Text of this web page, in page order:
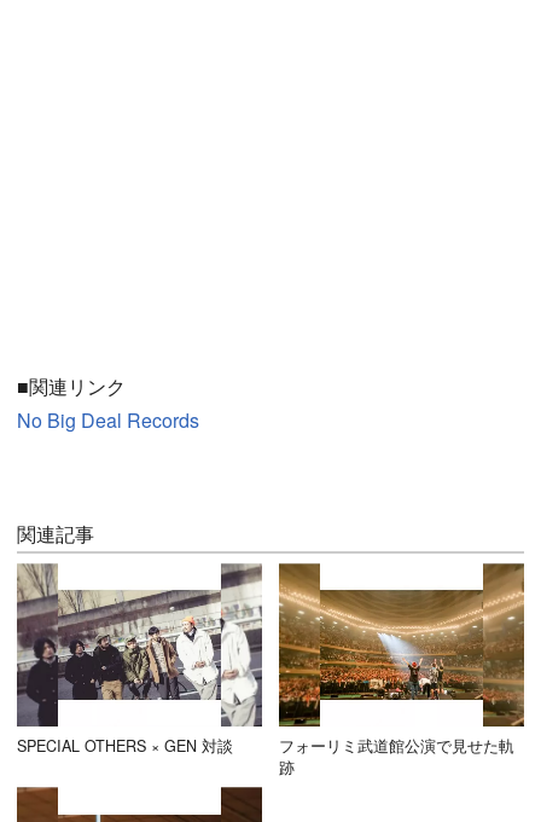
■関連リンク
No Big Deal Records
関連記事
SPECIAL OTHERS × GEN 対談
フォーリミ武道館公演で見せた軌
跡